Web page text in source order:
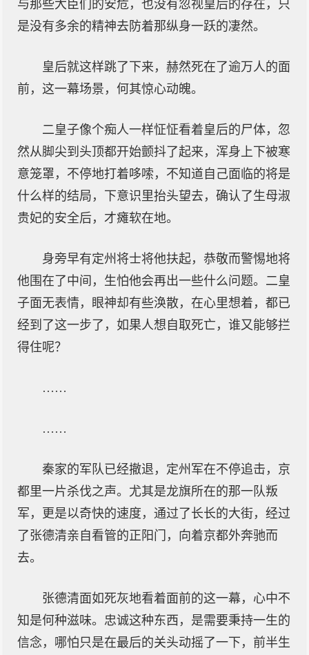
与那些大臣们的安危，也没有忽视皇后的存在，只
是没有多余的精神去防着那纵身一跃的凄然。
皇后就这样跳了下来，赫然死在了逾万人的面
前，这一幕场景，何其惊心动魄。
二皇子像个痴人一样怔怔看着皇后的尸体，忽
然从脚尖到头顶都开始颤抖了起来，浑身上下被寒
意笼罩，不停地打着哆嗦，不知道自己面临的将是
什么样的结局，下意识里抬头望去，确认了生母淑
贵妃的安全后，才瘫软在地。
身旁早有定州将士将他扶起，恭敬而警惕地将
他围在了中间，生怕他会再出一些什么问题。二皇
子面无表情，眼神却有些涣散，在心里想着，都已
经到了这一步了，如果人想自取死亡，谁又能够拦
得住呢？
……
……
秦家的军队已经撤退，定州军在不停追击，京
都里一片杀伐之声。尤其是龙旗所在的那一队叛
军，更是以奇快的速度，通过了长长的大街，经过
了张德清亲自看管的正阳门，向着京都外奔驰而
去。
张德清面如死灰地看着面前的这一幕，心中不
知是何种滋味。忠诚这种东西，是需要秉持一生的
信念，哪怕只是在最后的关头动摇了一下，前半生